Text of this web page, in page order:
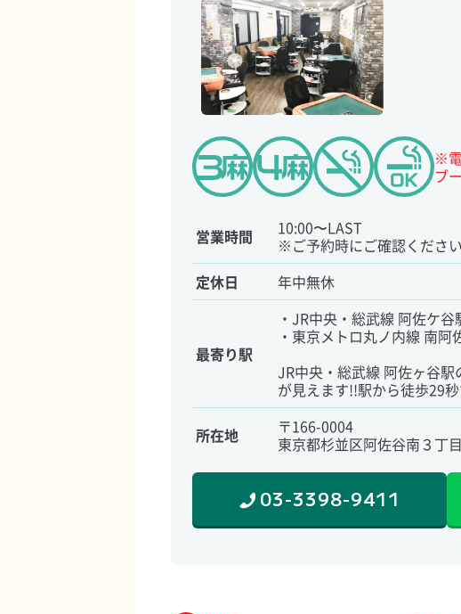
※
ブ
営業時間
10:00〜LAST
※ご予約時にご確認ください
定休日
年中無休
最寄り駅
・JR中央・総武線 阿佐ケ
・東京メトロ丸ノ内線 南
JR中央・総武線 阿佐ヶ谷
が見えます!!駅から徒歩29
所在地
〒166-0004
東京都杉並区阿佐谷南３丁
03-3398-9411